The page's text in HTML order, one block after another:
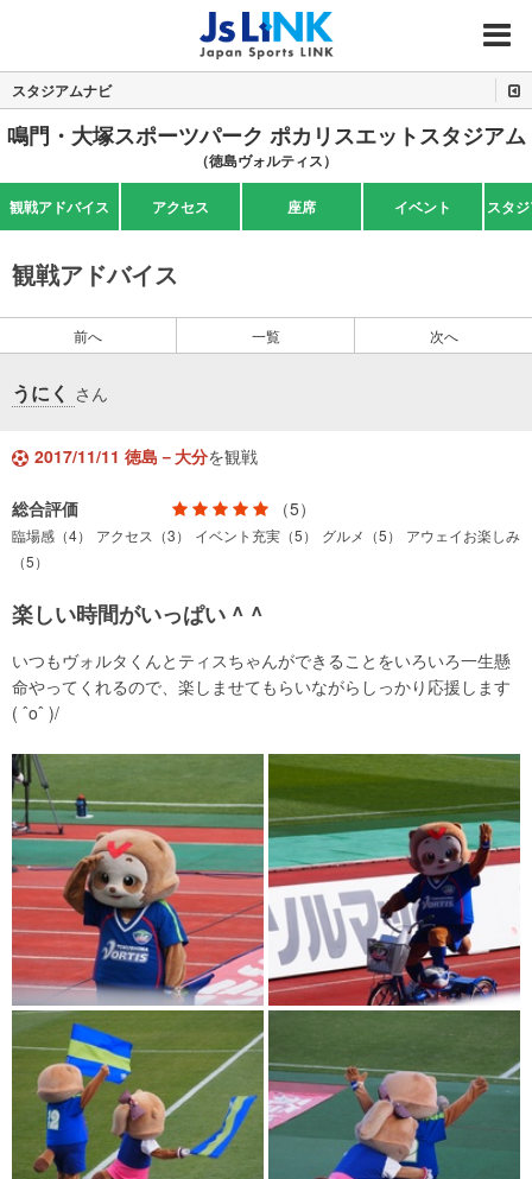
MENU
スタジアムナビ
鳴門・大塚スポーツパーク ポカリスエットスタジアム
（徳島ヴォルティス）
観戦アドバイス アクセス 座席 イベント スタ
観戦アドバイス
前へ 一覧 次へ
うにく さん
2017/11/11 徳島－大分を観戦
総合評価 （5）
臨場感（4） アクセス（3） イベント充実（5） グルメ（5）
アウェイお楽しみ
（5）
楽しい時間がいっぱい ^ ^
いつもヴォルタくんとティスちゃんができることをいろいろ一生懸
命やってくれるので、楽しませてもらいながらしっかり応援します
( ˆoˆ )/